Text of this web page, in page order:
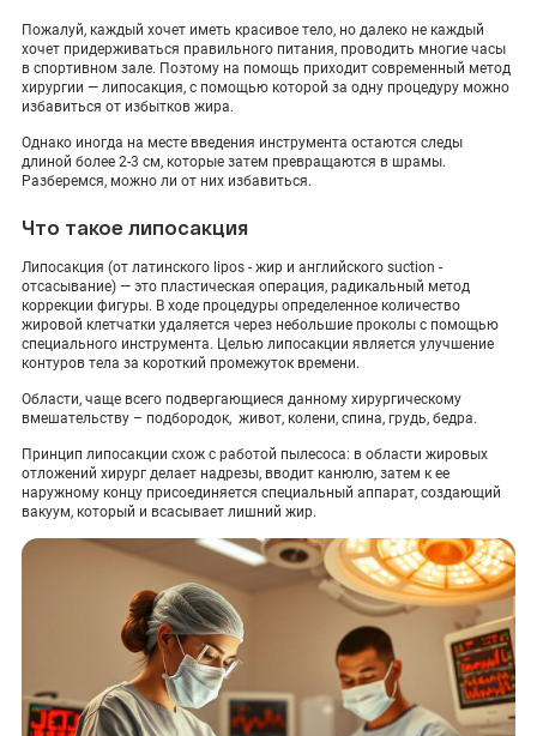
ПОКАЗАТЬ НА КАРТЕ
ADMIN@EXPERTCLINICS.RU
Пожалуй, каждый хочет иметь красивое тело, но далеко не каждый
хочет придерживаться правильного питания, проводить многие часы
в спортивном зале. Поэтому на помощь приходит современный метод
хирургии — липосакция, с помощью которой за одну процедуру можно
избавиться от избытков жира.
Однако иногда на месте введения инструмента остаются следы
длиной более 2-3 см, которые затем превращаются в шрамы.
Разберемся, можно ли от них избавиться.
Что такое липосакция
Липосакция (от латинского lipos - жир и английского suction -
отсасывание) — это пластическая операция, радикальный метод
коррекции фигуры. В ходе процедуры определенное количество
жировой клетчатки удаляется через небольшие проколы с помощью
специального инструмента. Целью липосакции является улучшение
контуров тела за короткий промежуток времени.
Области, чаще всего подвергающиеся данному хирургическому
вмешательству – подбородок, живот, колени, спина, грудь, бедра.
Принцип липосакции схож с работой пылесоса: в области жировых
отложений хирург делает надрезы, вводит канюлю, затем к ее
наружному концу присоединяется специальный аппарат, создающий
вакуум, который и всасывает лишний жир.